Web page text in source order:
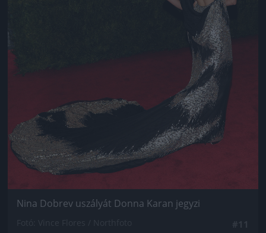
Nina Dobrev uszályát Donna Karan jegyzi